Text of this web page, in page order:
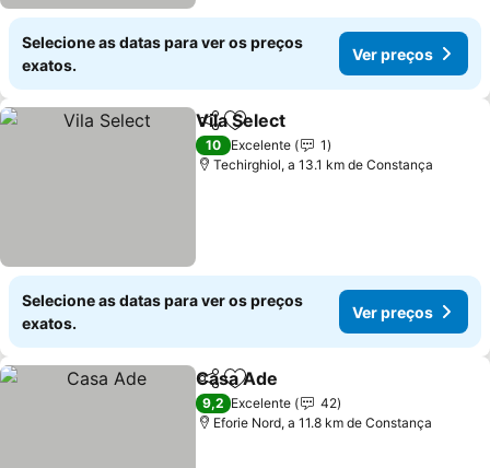
Selecione as datas para ver os preços
exatos.
Ver preços
PartilharAdicionar aos favoritos
Vila Select
10 Excelente
1
Techirghiol, a 13.1 km de Constança
Selecione as datas para ver os preços
exatos.
Ver preços
PartilharAdicionar aos favoritos
Casa Ade
9,2 Excelente
42
Eforie Nord, a 11.8 km de Constança